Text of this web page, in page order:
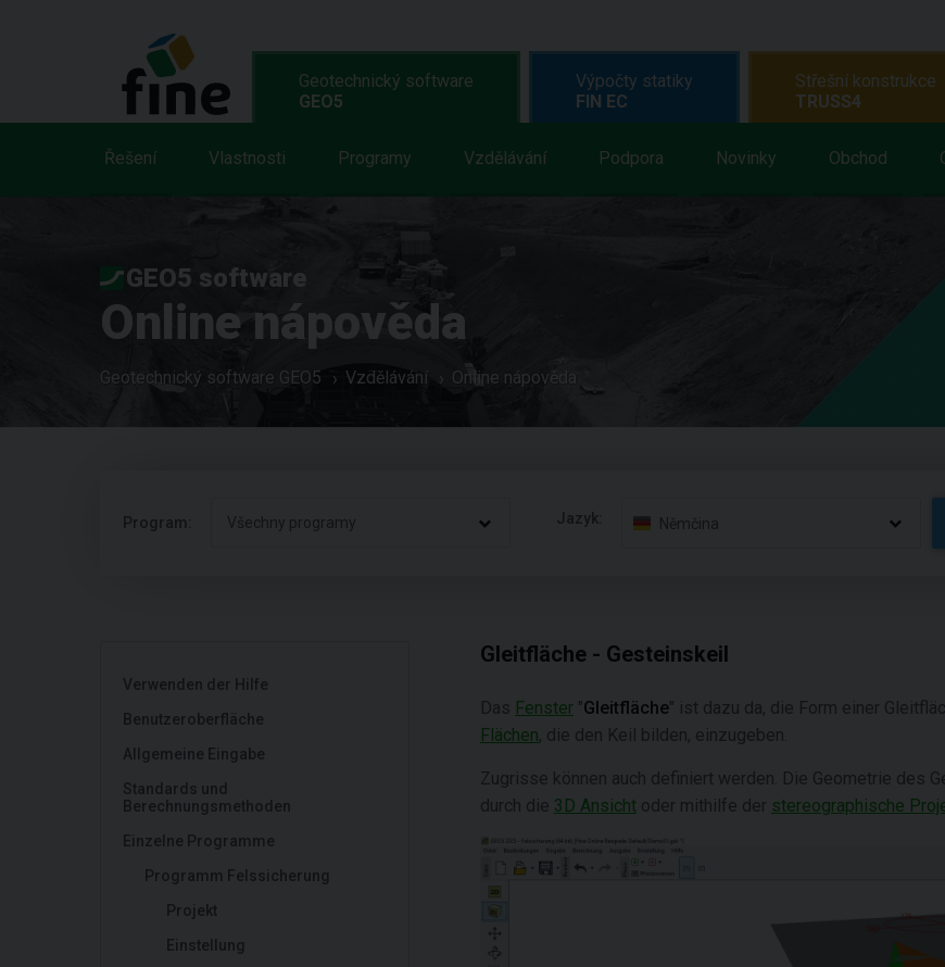
Geotechnický software
GEO5
Řešení Vlastnosti Programy Vzdělávání Podpora Novinky Obchod
Výpočty statiky
FIN EC
Střešní konstrukce
TRUSS4
GEO5 software
Online nápověda
Geotechnický software GEO5 Vzdělávání Online nápověda
Program: Všechny programy Jazyk: Němčina
Verwenden der Hilfe
Benutzeroberfläche
Allgemeine Eingabe
Standards und
Berechnungsmethoden
Einzelne Programme
Programm Felssicherung
Projekt
Einstellung
Gleitfläche - Gesteinskeil
Das Fenster "Gleitfläche" ist dazu da, die Form einer
Flächen, die den Keil bilden, einzugeben.
Zugrisse können auch definiert werden. Die Geometrie des
durch die 3D Ansicht oder mithilfe der stereographische